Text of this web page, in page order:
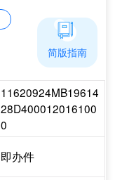
11620924MB19614
28D400012016100
0
即办件
简版指南